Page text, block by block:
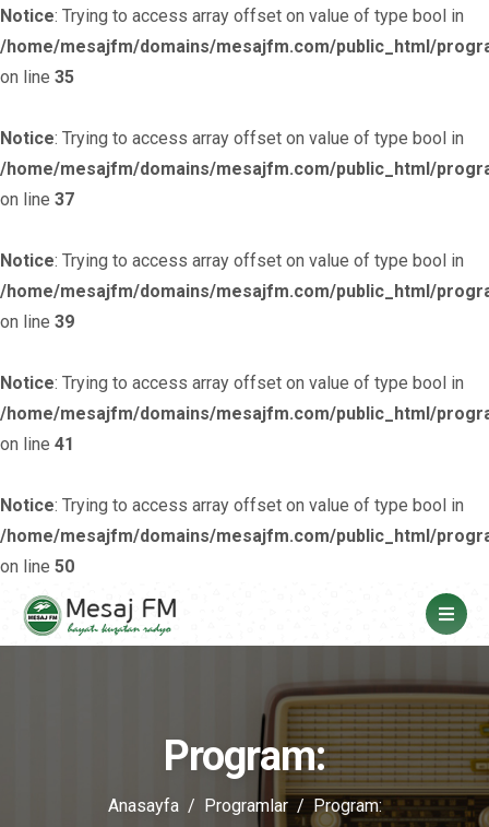
Notice: Trying to access array offset on value of type bool in
/home/mesajfm/domains/mesajfm.com/public_html/
on line 35
Notice: Trying to access array offset on value of type bool in
/home/mesajfm/domains/mesajfm.com/public_html/
on line 37
Notice: Trying to access array offset on value of type bool in
/home/mesajfm/domains/mesajfm.com/public_html/
on line 39
Notice: Trying to access array offset on value of type bool in
/home/mesajfm/domains/mesajfm.com/public_html/
on line 41
Notice: Trying to access array offset on value of type bool in
/home/mesajfm/domains/mesajfm.com/public_html/
on line 50
Program:
Anasayfa Programlar Program: